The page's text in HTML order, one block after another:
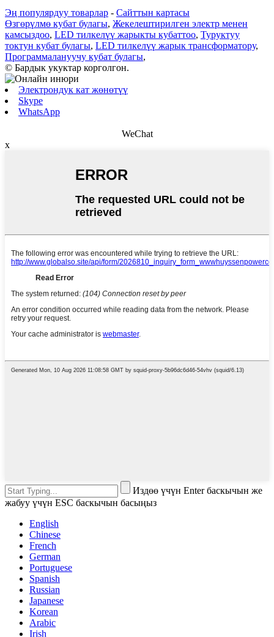
Эң популярдуу товарлар - Сайттын картасы
Өзгөрүлмө кубат булагы, Жекелештирилген электр менен
камсыздоо, LED тилкелүү жарыкты кубаттоо, Туруктуу
токтун кубат булагы, LED тилкелүү жарык трансформатору,
Программалануучу кубат булагы,
© Бардык укуктар корголгон.
Электрондук кат жөнөтүү
Skype
WhatsApp
WeChat
x
Издөө үчүн Enter баскычын же
жабуу үчүн ESC баскычын басыңыз
English
Chinese
French
German
Portuguese
Spanish
Russian
Japanese
Korean
Arabic
Irish